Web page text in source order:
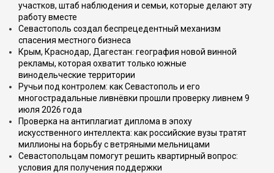
участков, штаб наблюдения и семьи, которые делают эту
работу вместе
Севастополь создал беспрецедентный механизм
спасения местного бизнеса
Крым, Краснодар, Дагестан: география новой винной
рекламы, которая охватит только южные
винодельческие территории
Ручьи под контролем: как Севастополь и его
многострадальные ливнёвки прошли проверку ливнем 9
июля 2026 года
Проверка на антиплагиат диплома в эпоху
искусственного интеллекта: как российские вузы тратят
миллионы на борьбу с ветряными мельницами
Севастопольцам помогут решить квартирный вопрос:
условия для получения поддержки